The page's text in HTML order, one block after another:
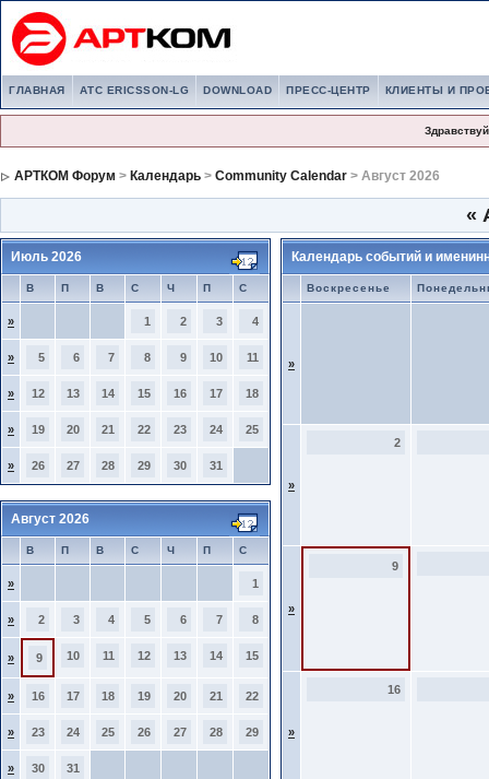
ГЛАВНАЯ АТС ERICSSON-LG DOWNLOAD ПРЕСС-ЦЕНТР КЛИЕНТЫ И
АРТКОМ Форум > Календарь > Community Calendar > Август 2026
«
Июль 2026
В П В С Ч П С
» 1 2 3 4
» 5 6 7 8 9 10 11
» 12 13 14 15 16 17 18
» 19 20 21 22 23 24 25
» 26 27 28 29 30 31
Август 2026
В П В С Ч П С
» 1
» 2 3 4 5 6 7 8
» 9 10 11 12 13 14 15
» 16 17 18 19 20 21 22
» 23 24 25 26 27 28 29
» 30 31
Календарь событий и
Воскресенье
»
»
2
»
9
»
16